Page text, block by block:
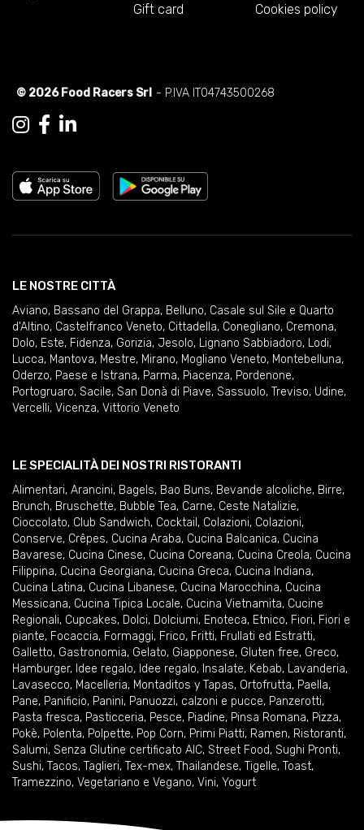
Gift card
Cookies policy
© 2026 Food Racers Srl - P.IVA IT04743500268
LE NOSTRE CITTÀ
Aviano, Bassano del Grappa, Belluno, Casale sul Sile e Quarto
d'Altino, Castelfranco Veneto, Cittadella, Conegliano, Cremona,
Dolo, Este, Fidenza, Gorizia, Jesolo, Lignano Sabbiadoro, Lodi,
Lucca, Mantova, Mestre, Mirano, Mogliano Veneto, Montebelluna,
Oderzo, Paese e Istrana, Parma, Piacenza, Pordenone,
Portogruaro, Sacile, San Donà di Piave, Sassuolo, Treviso, Udine,
Vercelli, Vicenza, Vittorio Veneto
LE SPECIALITÀ DEI NOSTRI RISTORANTI
Alimentari, Arancini, Bagels, Bao Buns, Bevande alcoliche, Birre,
Brunch, Bruschette, Bubble Tea, Carne, Ceste Natalizie,
Cioccolato, Club Sandwich, Cocktail , Colazioni, Colazioni,
Conserve, Crêpes, Cucina Araba, Cucina Balcanica, Cucina
Bavarese, Cucina Cinese, Cucina Coreana, Cucina Creola, Cucina
Filippina, Cucina Georgiana, Cucina Greca, Cucina Indiana,
Cucina Latina, Cucina Libanese, Cucina Marocchina, Cucina
Messicana, Cucina Tipica Locale, Cucina Vietnamita, Cucine
Regionali, Cupcakes, Dolci, Dolciumi, Enoteca, Etnico, Fiori, Fiori e
piante, Focaccia, Formaggi, Frico, Fritti, Frullati ed Estratti,
Galletto, Gastronomia, Gelato, Giapponese, Gluten free, Greco,
Hamburger, Idee regalo, Idee regalo, Insalate, Kebab, Lavanderia,
Lavasecco, Macelleria, Montaditos y Tapas, Ortofrutta, Paella,
Pane, Panificio, Panini, Panuozzi, calzoni e pucce, Panzerotti,
Pasta fresca, Pasticceria, Pesce, Piadine, Pinsa Romana, Pizza,
Pokè, Polenta, Polpette, Pop Corn, Primi Piatti, Ramen, Ristoranti,
Salumi, Senza Glutine certificato AIC, Street Food, Sughi Pronti,
Sushi, Tacos, Taglieri, Tex-mex, Thailandese, Tigelle, Toast,
Tramezzino, Vegetariano e Vegano, Vini, Yogurt